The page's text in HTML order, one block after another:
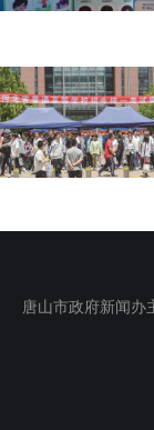
唐山市政府新闻